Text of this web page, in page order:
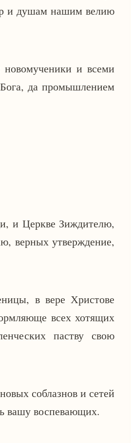
и душам нашим велию
новомученики и всеми
да промышлением
и Церкве Зиждителю,
верных утверждение,
в вере Христове
всех хотящих
паству свою
соблазнов и сетей
вашу воспевающих.